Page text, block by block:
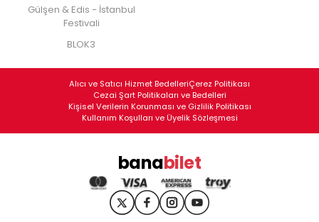
Gülşen & Edis - İstanbul
Festivali
BLOK3
Alıcı ve Satıcı Hizmet BedelleriÇerez Politikası
Cezai Şart Politikaları ve Bedelleri
Kişisel Verilerin Korunması ve Gizlilik Politikası
Kullanım Koşulları ve Üyelik Sözleşmesi
banabilet